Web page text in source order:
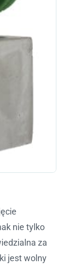
nie tylko
za
jest wolny